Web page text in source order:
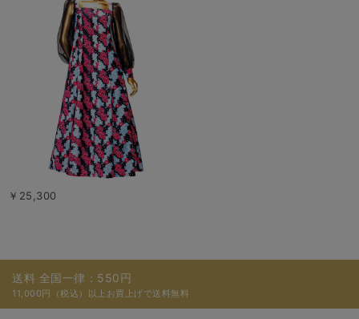
￥25,300
送料 全国一律：550円
11,000円（税込）以上お買上げで送料無料